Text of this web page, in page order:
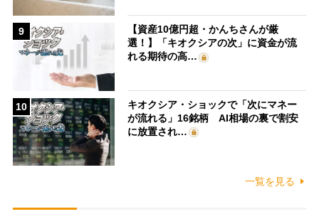
9
【資産10億円超・かんちさんが厳
選！】「キオクシアの次」に資金が流
れる期待の高…
10
キオクシア・ショックで「次にマネー
が流れる」16銘柄 AI相場の裏で割安
に放置され…
一覧を見る